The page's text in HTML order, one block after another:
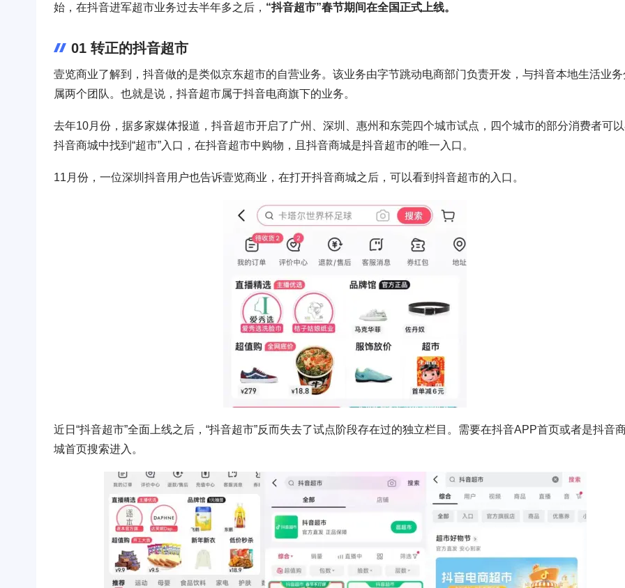
始，在抖音进军超市业务过去半年多之后， “抖音超市”春节期间在全国正式上线。
01 转正的抖音超市
壹览商业了解到，抖音做的是类似京东超市的自营业务。该业务由字节跳动电商部门负责开发，与抖音本地生活业务
属两个团队。也就是说，抖音超市属于抖音电商旗下的业务。
去年10月份，据多家媒体报道，抖音超市开启了广州、深圳、惠州和东莞四个城市试点，四个城市的部分消费者可
抖音商城中找到“超市”入口，在抖音超市中购物，且抖音商城是抖音超市的唯一入口。
11月份，一位深圳抖音用户也告诉壹览商业，在打开抖音商城之后，可以看到抖音超市的入口。
近日“抖音超市”全面上线之后，“抖音超市”反而失去了试点阶段存在过的独立栏目。需要在抖音APP首页或者是抖音
城首页搜索进入。